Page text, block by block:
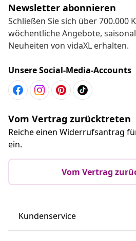
Newsletter abonnieren
Schließen Sie sich über 700.000
wöchentliche Angebote,
Neuheiten von vidaXL erhalten.
Unsere Social-Media-Accounts
Vom Vertrag zurücktreten
Reiche einen Widerrufsantrag
ein.
Vom Vertrag
Kundenservice